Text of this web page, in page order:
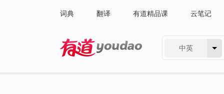
词典 翻译 有道精品课 云笔记
中英